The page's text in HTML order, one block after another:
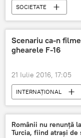
SOCIETATE
Scenariu ca-n
ghearele F-16
21 Iulie 2016, 17:05
INTERNAŢIONAL
Românii nu renunță
Turcia, fiind atrași de